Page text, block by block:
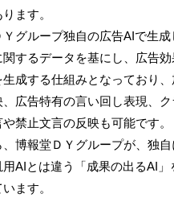
ます。
グループ独自の広告AIで生成
するデータを基にし、広告
成する仕組みとなっており
広告特有の言い回し表現、ク
禁止文言の反映も可能です。
博報堂ＤＹグループが、独
AIとは違う「成果の出るAI」
ます。